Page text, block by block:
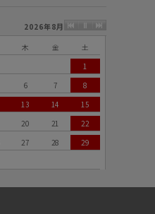
2026年8月
木 金
土
1
6 7
8
13 14
15
20 21
22
27 28
29